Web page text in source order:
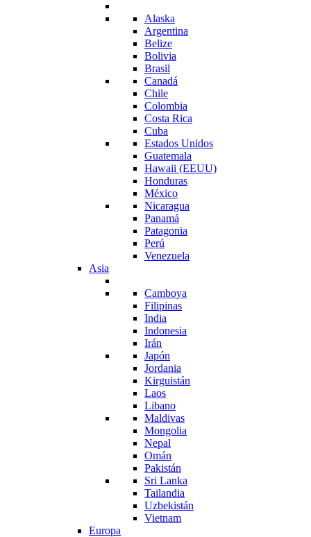
Alaska
Argentina
Belize
Bolivia
Brasil
Canadá
Chile
Colombia
Costa Rica
Cuba
Estados Unidos
Guatemala
Hawaii (EEUU)
Honduras
México
Nicaragua
Panamá
Patagonia
Perú
Venezuela
Asia
Camboya
Filipinas
India
Indonesia
Irán
Japón
Jordania
Kirguistán
Laos
Libano
Maldivas
Mongolia
Nepal
Omán
Pakistán
Sri Lanka
Tailandia
Uzbekistán
Vietnam
Europa